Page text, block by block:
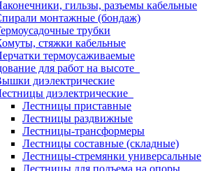
гильзы, разъемы кабельные
монтажные (бондаж)
трубки
стяжки кабельные
термоусаживаемые
для работ на высоте
диэлектрические
диэлектрические
Лестницы приставные
Лестницы раздвижные
Лестницы-трансформеры
Лестницы составные (складные)
Лестницы-стремянки универсальные
Лестницы для подъема на опоры